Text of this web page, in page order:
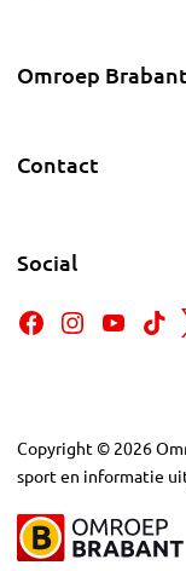
Omroep Brabant
Contact
Social
Copyright © 2026
sport en informatie